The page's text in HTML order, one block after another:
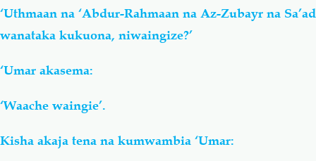
‘Uthmaan na ‘Abdur-Rahmaan na Az-Zubayr na Sa’ad
wanataka kukuona, niwaingize?’
‘Umar akasema:
‘Waache waingie’.
Kisha akaja tena na kumwambia ‘Umar: